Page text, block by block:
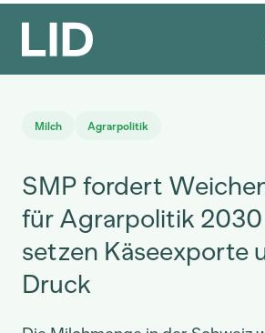
Milch Agrarpolitik
SMP fordert
für Agrarpolitik 2030
setzen Käseexporte
Druck